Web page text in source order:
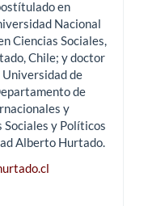
en
Nacional
Ciencias Sociales,
Chile; y doctor
Universidad de
de
y
y Políticos
Alberto Hurtado.